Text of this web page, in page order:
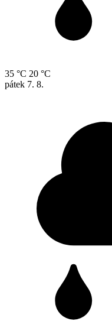
35 °C 20 °C
pátek 7. 8.